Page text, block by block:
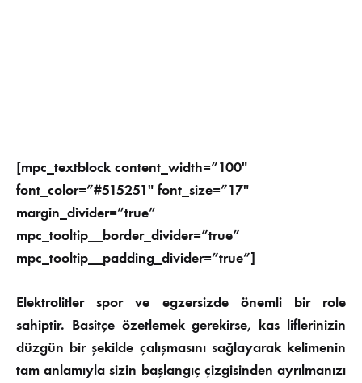
[mpc_textblock content_width=”100″
font_color=”#515251″ font_size=”17″
margin_divider=”true”
mpc_tooltip__border_divider=”true”
mpc_tooltip__padding_divider=”true”]
Elektrolitler spor ve egzersizde önemli bir role
sahiptir. Basitçe özetlemek gerekirse, kas liflerinizin
düzgün bir şekilde çalışmasını sağlayarak kelimenin
tam anlamıyla sizin başlangıç çizgisinden ayrılmanızı